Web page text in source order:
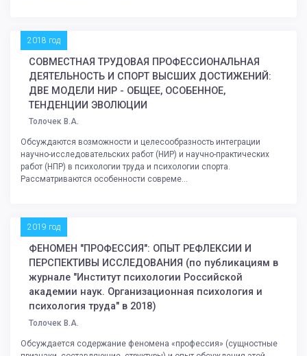
2018 год
СОВМЕСТНАЯ ТРУДОВАЯ ПРОФЕССИОНАЛЬНАЯ
ДЕЯТЕЛЬНОСТЬ И СПОРТ ВЫСШИХ ДОСТИЖЕНИЙ:
ДВЕ МОДЕЛИ НИР - ОБЩЕЕ, ОСОБЕННОЕ,
ТЕНДЕНЦИИ ЭВОЛЮЦИИ
Толочек В.А.
Обсуждаются возможности и целесообразность интеграции
научно-исследовательских работ (НИР) и научно-практических
работ (НПР) в психологии труда и психологии спорта.
Рассматриваются особенности совреме...
2019 год
ФЕНОМЕН "ПРОФЕССИЯ": ОПЫТ РЕФЛЕКСИИ И
ПЕРСПЕКТИВЫ ИССЛЕДОВАНИЯ (по публикациям в
журнале "Институт психологии Российской
академии наук. Организационная психология и
психология труда" в 2018)
Толочек В.А.
Обсуждается содержание феномена «профессия» (сущностные